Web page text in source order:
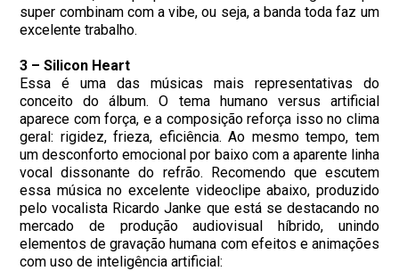
super combinam com a vibe, ou seja, a banda toda faz um
excelente trabalho.
3 – Silicon Heart
Essa é uma das músicas mais representativas do
conceito do álbum. O tema humano versus artificial
aparece com força, e a composição reforça isso no clima
geral: rigidez, frieza, eficiência. Ao mesmo tempo, tem
um desconforto emocional por baixo com a aparente linha
vocal dissonante do refrão. Recomendo que escutem
essa música no excelente videoclipe abaixo, produzido
pelo vocalista Ricardo Janke que está se destacando no
mercado de produção audiovisual híbrido, unindo
elementos de gravação humana com efeitos e animações
com uso de inteligência artificial: